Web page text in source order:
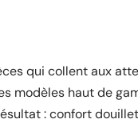
qui collent aux
modèles haut de
: confort